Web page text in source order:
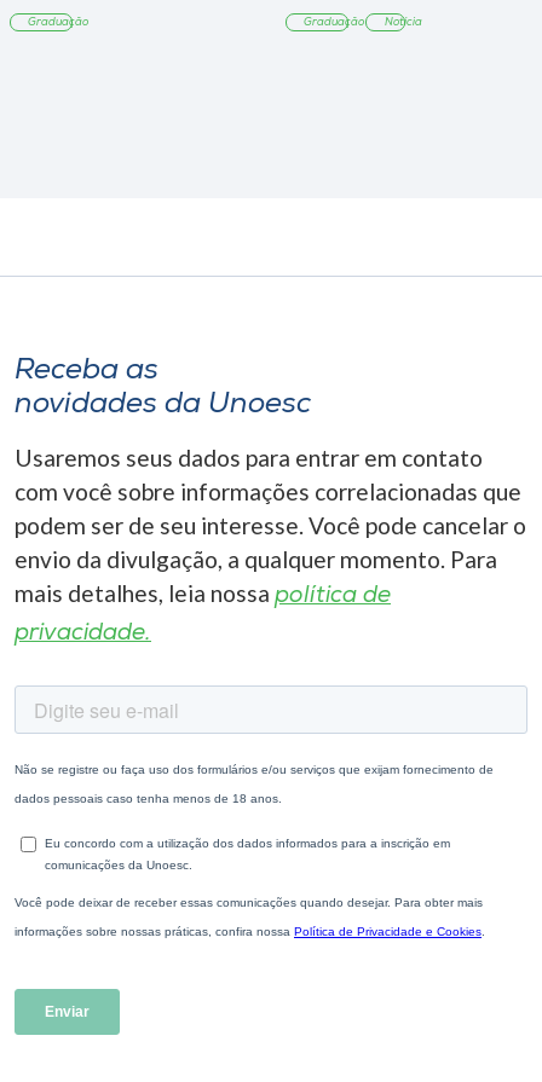
Graduação Graduação Notícia
Receba as
novidades da Unoesc
Usaremos seus dados para entrar em contato
com você sobre informações correlacionadas que
podem ser de seu interesse. Você pode cancelar o
envio da divulgação, a qualquer momento. Para
mais detalhes, leia nossa política de
privacidade.